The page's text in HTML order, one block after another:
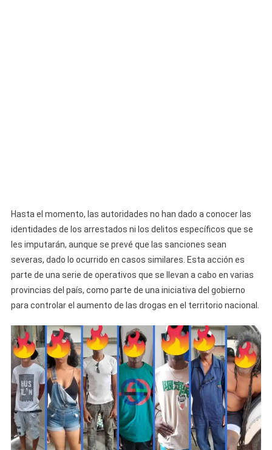
Hasta el momento, las autoridades no han dado a conocer las
identidades de los arrestados ni los delitos específicos que se
les imputarán, aunque se prevé que las sanciones sean
severas, dado lo ocurrido en casos similares. Esta acción es
parte de una serie de operativos que se llevan a cabo en varias
provincias del país, como parte de una iniciativa del gobierno
para controlar el aumento de las drogas en el territorio nacional.